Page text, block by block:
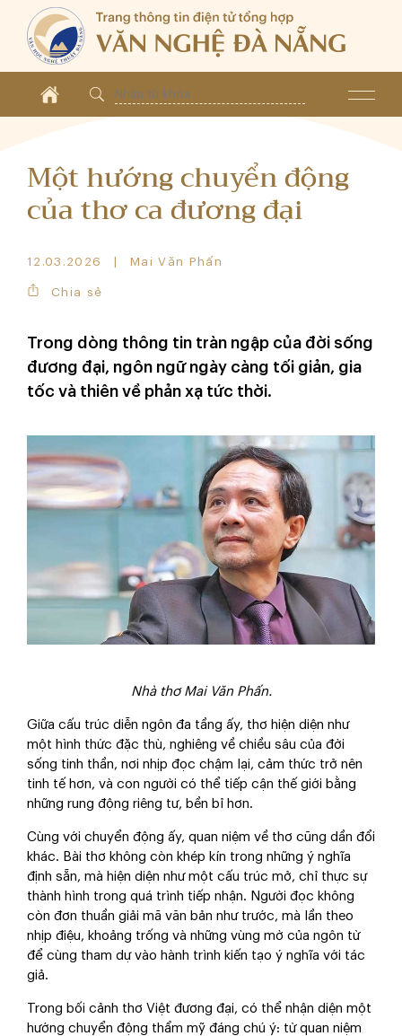
Một hướng chuyển động
của thơ ca đương đại
12.03.2026 Mai Văn Phấn
Chia sẻ
Trong dòng thông tin tràn ngập của đời sống
đương đại, ngôn ngữ ngày càng tối giản, gia
tốc và thiên về phản xạ tức thời.
Nhà thơ Mai Văn Phấn.
Giữa cấu trúc diễn ngôn đa tầng ấy, thơ hiện diện như
một hình thức đặc thù, nghiêng về chiều sâu của đời
sống tinh thần, nơi nhịp đọc chậm lại, cảm thức trở nên
tinh tế hơn, và con người có thể tiếp cận thế giới bằng
những rung động riêng tư, bền bỉ hơn.
Cùng với chuyển động ấy, quan niệm về thơ cũng dần đổi
khác. Bài thơ không còn khép kín trong những ý nghĩa
định sẵn, mà hiện diện như một cấu trúc mở, chỉ thực sự
thành hình trong quá trình tiếp nhận. Người đọc không
còn đơn thuần giải mã văn bản như trước, mà lần theo
nhịp điệu, khoảng trống và những vùng mờ của ngôn từ
để cùng tham dự vào hành trình kiến tạo ý nghĩa với tác
giả.
Trong bối cảnh thơ Việt đương đại, có thể nhận diện một
hướng chuyển động thẩm mỹ đáng chú ý: từ quan niệm